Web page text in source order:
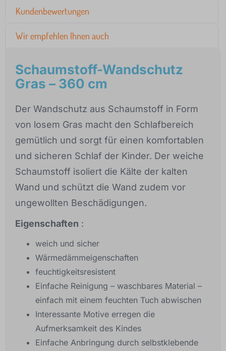
Kundenbewertungen
Wir empfehlen Ihnen auch
Schaumstoff-Wandschutz
Gras – 360 cm
Der Wandschutz aus Schaumstoff in Form
von losem Gras macht den Schlafbereich
gemütlich und sorgt für einen komfortablen
und sicheren Schlaf der Kinder. Der weiche
Schaumstoff isoliert die Kälte der kalten
Wand und schützt die Wand zudem vor
ungewollten Beschädigungen.
Eigenschaften :
weich und sicher
Wärmedämmeigenschaften
feuchtigkeitsresistent
Einfache Reinigung – waschbares Material –
einfach mit einem feuchten Tuch abwischen
Interessante Motive erregen die
Aufmerksamkeit des Kindes
Einfache Anbringung durch selbstklebende